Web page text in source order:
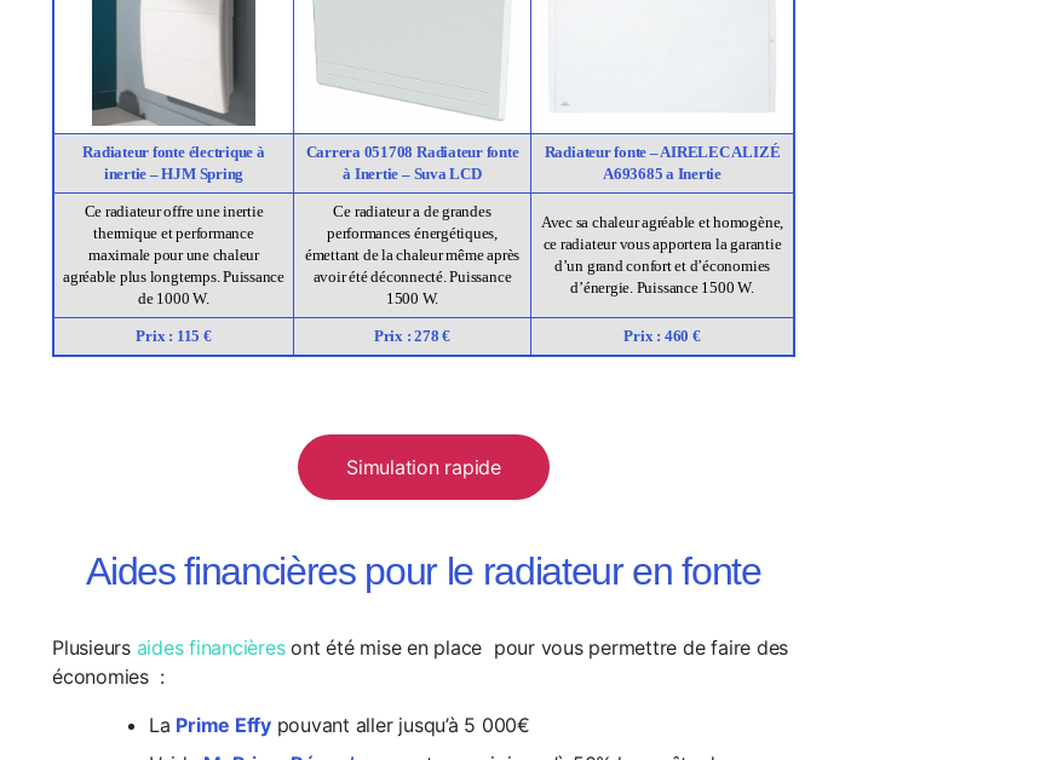
Radiateur fonte électrique à
inertie – HJM Spring
Carrera 051708 Radiateur fonte
à Inertie – Suva LCD
Radiateur fonte – AIRELEC ALIZÉ
A693685 a Inertie
Ce radiateur offre une inertie
thermique et performance
maximale pour une chaleur
agréable plus longtemps. Puissance
de 1000 W.
Ce radiateur a de grandes
performances énergétiques,
émettant de la chaleur même après
avoir été déconnecté. Puissance
1500 W.
Avec sa chaleur agréable et homogène,
ce radiateur vous apportera la garantie
d’un grand confort et d’économies
d’énergie. Puissance 1500 W.
Prix : 115 € Prix : 278 € Prix : 460 €
Simulation rapide
Aides financières pour le radiateur en fonte
Plusieurs aides financièresont été mise en place pour vous permettre de faire des
économies :
La Prime Effypouvant aller jusqu’à 5 000€